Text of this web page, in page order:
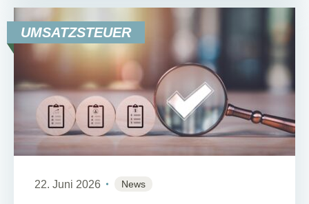
UMSATZSTEUER
22. Juni 2026 News